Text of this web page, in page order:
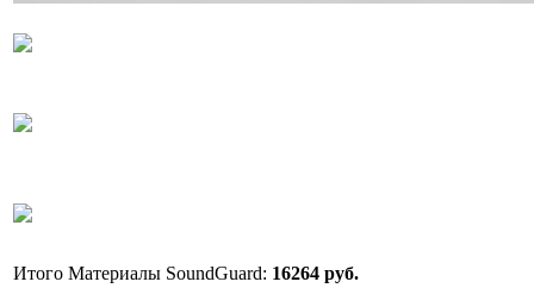
Итого Материалы SoundGuard: 16264 руб.